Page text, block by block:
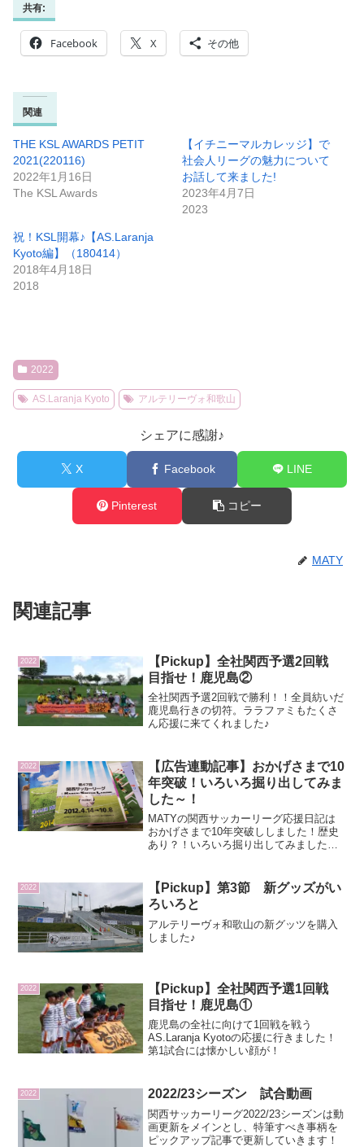
共有:
Facebook X その他
関連
THE KSL AWARDS PETIT
2021(220116)
2022年1月16日
The KSL Awards
【イチニーマルカレッジ】で
社会人リーグの魅力について
お話して来ました!
2023年4月7日
2023
祝！KSL開幕♪【AS.Laranja
Kyoto編】（180414）
2018年4月18日
2018
2022
AS.Laranja Kyoto アルテリーヴォ和歌山
シェアに感謝♪
X Facebook LINE
Pinterest コピー
MATY
関連記事
2022
【Pickup】全社関西予選2回戦
目指せ！鹿児島②
全社関西予選2回戦で勝利！！全員紡いだ
鹿児島行きの切符。ララファミもたくさ
ん応援に来てくれました♪
2022
【広告連動記事】おかげさまで10
年突破！いろいろ掘り出してみま
した～！
MATYの関西サッカーリーグ応援日記は
おかげさまで10年突破ししました！歴史
あり？！いろいろ掘り出してみました
2022
【Pickup】第3節 新グッズがい
ろいろと
アルテリーヴォ和歌山の新グッツを購入
しました♪
2022
【Pickup】全社関西予選1回戦
目指せ！鹿児島①
鹿児島の全社に向けて1回戦を戦う
AS.Laranja Kyotoの応援に行きました！
第1試合には懐かしい顔が！
2022 2022/23シーズン 試合動画
関西サッカーリーグ2022/23シーズンは動
画更新をメインとし、特筆すべき事柄を
ピックアップ記事で更新していきます！